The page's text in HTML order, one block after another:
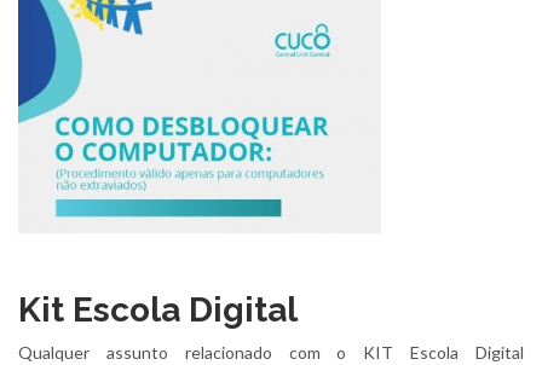
Kit Escola Digital
Qualquer assunto relacionado com o KIT Escola Digital